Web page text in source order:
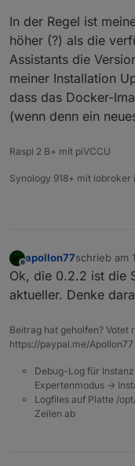
In der Regel ist
höher (?) als die
Assistants die
meiner Installation
dass das Docker-
(wenn denn ein
Raspi 2 B+ mit piVCCU
Synology 918+ mit iobroker
Offline
apollon77schrieb am
zuletzt
Ok, die 0.2.2 ist die
aktueller. Denke
Beitrag hat geholfen? Votet
https://paypal.me/
Debug-Log für
Expertenmodus ->
Logfiles auf Platte /
Zeilen ab